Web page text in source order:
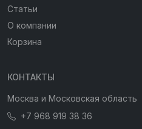
Статьи
О компании
Корзина
КОНТАКТЫ
Москва и Московская область
+7 968 919 38 36